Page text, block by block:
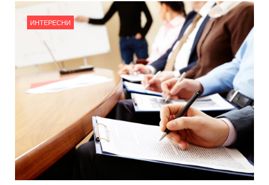
ИНТЕРЕСНИ